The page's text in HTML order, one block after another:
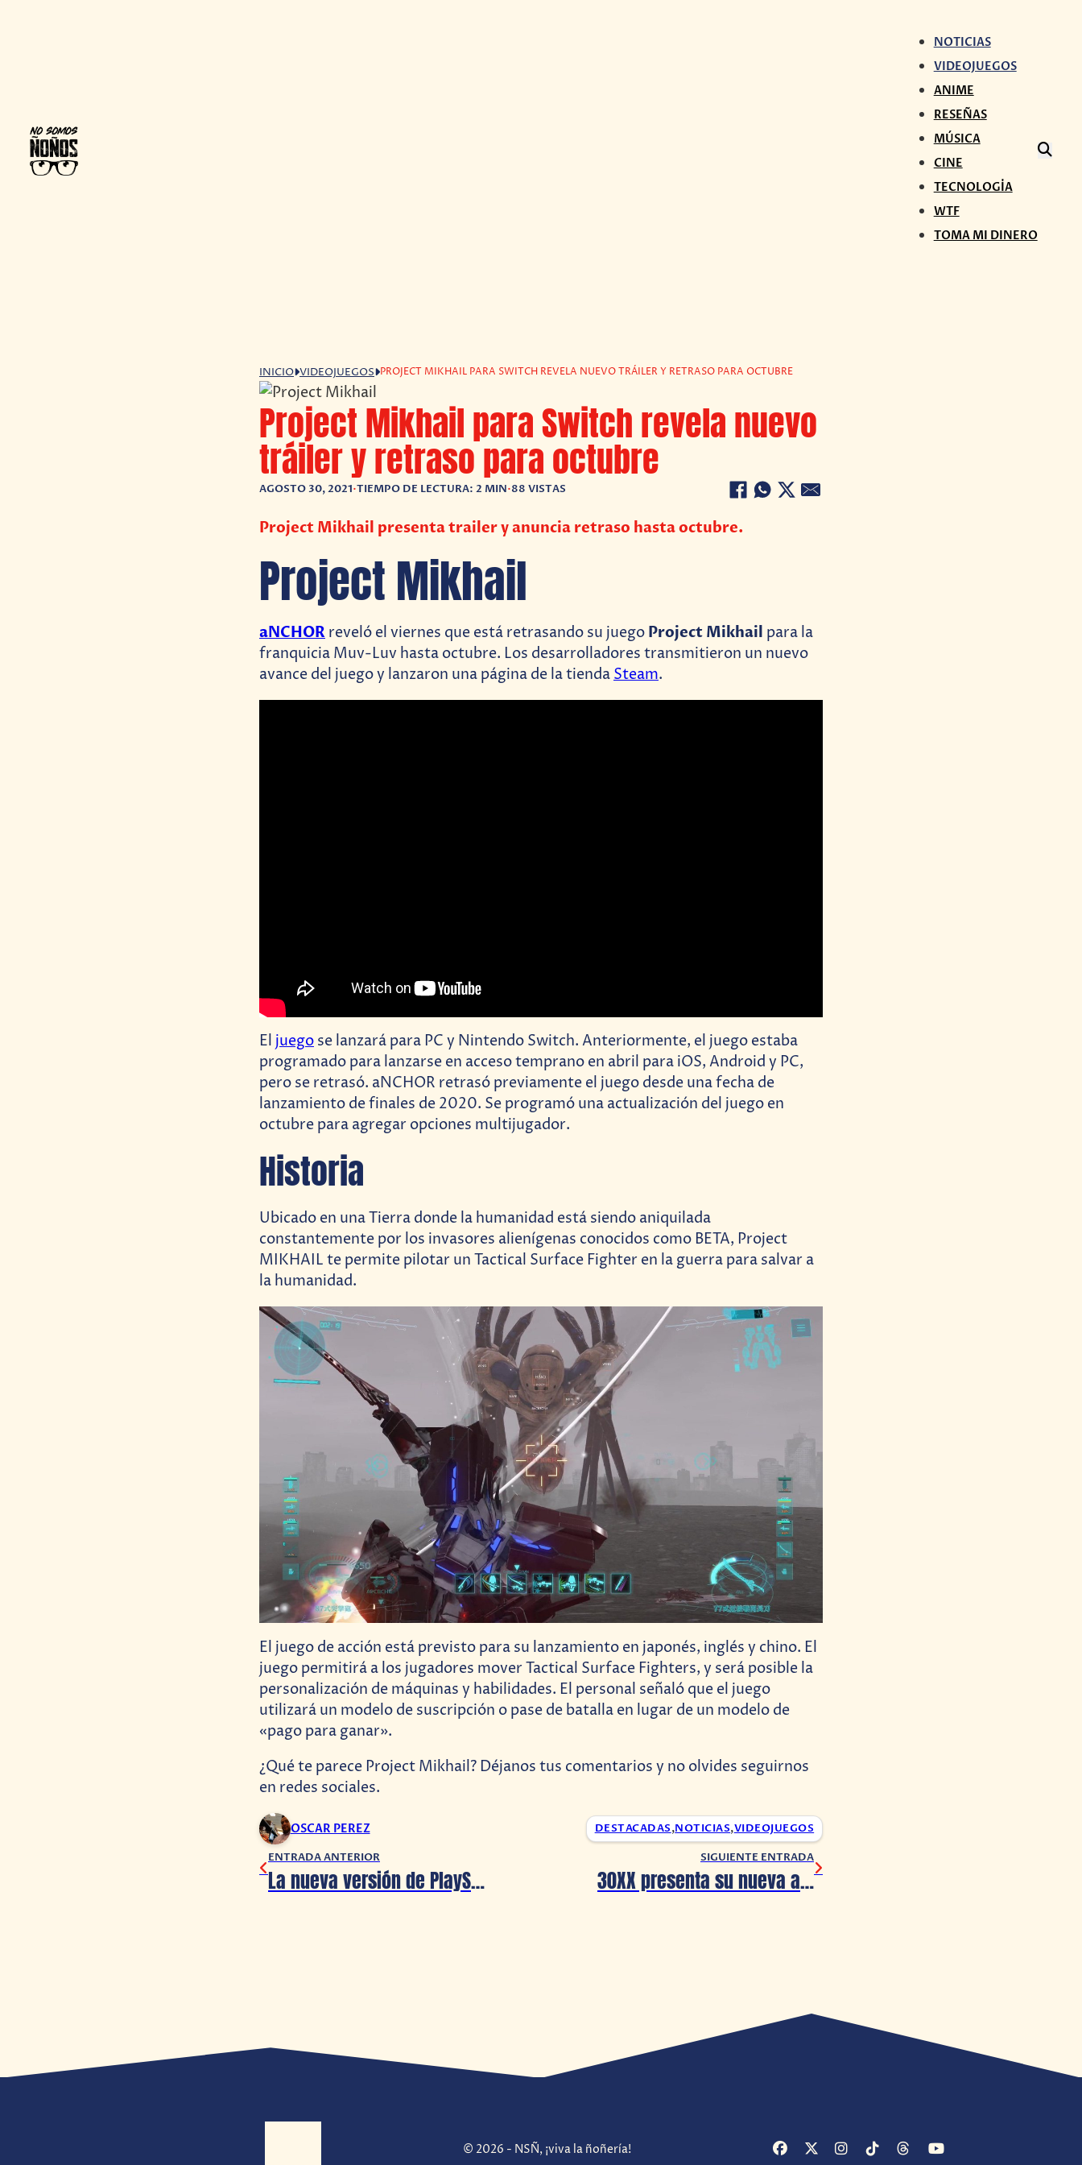
NOTICIAS
VIDEOJUEGOS
ANIME
RESEÑAS
MÚSICA
CINE
TECNOLOGÍA
WTF
TOMA MI DINERO
INICIO VIDEOJUEGOS PROJECT MIKHAIL PARA SWITCH REVELA NUEVO TRÁILER Y RETRASO PARA OCTUBRE
Project Mikhail para Switch revela nuevo
tráiler y retraso para octubre
AGOSTO 30, 2021•TIEMPO DE LECTURA: 2 MIN•88 VISTAS
Project Mikhail presenta trailer y anuncia retraso hasta octubre.
Project Mikhail
aNCHOR reveló el viernes que está retrasando su juego Project Mikhail para la
franquicia Muv-Luv hasta octubre. Los desarrolladores transmitieron un nuevo
avance del juego y lanzaron una página de la tienda Steam.
El juego se lanzará para PC y Nintendo Switch. Anteriormente, el juego estaba
programado para lanzarse en acceso temprano en abril para iOS, Android y PC,
pero se retrasó. aNCHOR retrasó previamente el juego desde una fecha de
lanzamiento de finales de 2020. Se programó una actualización del juego en
octubre para agregar opciones multijugador.
Historia
Ubicado en una Tierra donde la humanidad está siendo aniquilada
constantemente por los invasores alienígenas conocidos como BETA, Project
MIKHAIL te permite pilotar un Tactical Surface Fighter en la guerra para salvar a
la humanidad.
El juego de acción está previsto para su lanzamiento en japonés, inglés y chino. El
juego permitirá a los jugadores mover Tactical Surface Fighters, y será posible la
personalización de máquinas y habilidades. El personal señaló que el juego
utilizará un modelo de suscripción o pase de batalla en lugar de un modelo de
«pago para ganar».
¿Qué te parece Project Mikhail? Déjanos tus comentarios y no olvides seguirnos
en redes sociales.
OSCAR PEREZ DESTACADAS,NOTICIAS,VIDEOJUEGOS
ENTRADA ANTERIOR
La nueva versión de PlayStation 5 da un paso atrás en su rendimiento
SIGUIENTE ENTRADA
30XX presenta su nueva actualización “Fires of Industry”
© 2026 - NSÑ, ¡viva la ñoñería!